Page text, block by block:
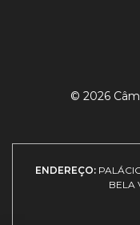
© 2026
ENDEREÇO:
BELA